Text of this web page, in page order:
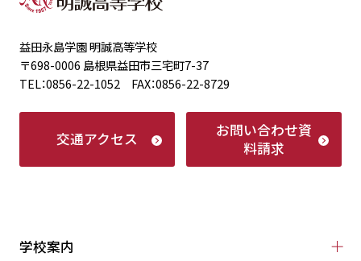
益田永島学園 明誠高等学校
〒698-0006 島根県益田市三宅町7-37
TEL：0856-22-1052 FAX：0856-22-8729
交通アクセス お問い合わせ資
料請求
学校案内